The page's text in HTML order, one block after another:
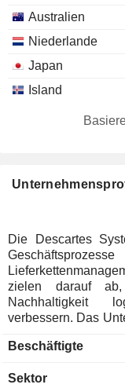
Australien
Niederlande
Japan
Island
Dänemark
Belgien
Südkorea
Hong Kong
Luxemburg
Slowenien
Die Descartes
zielen darauf
Nachhaltigkeit
verbessern. Das
Unternehmen in
Beschäftigte
Sektor